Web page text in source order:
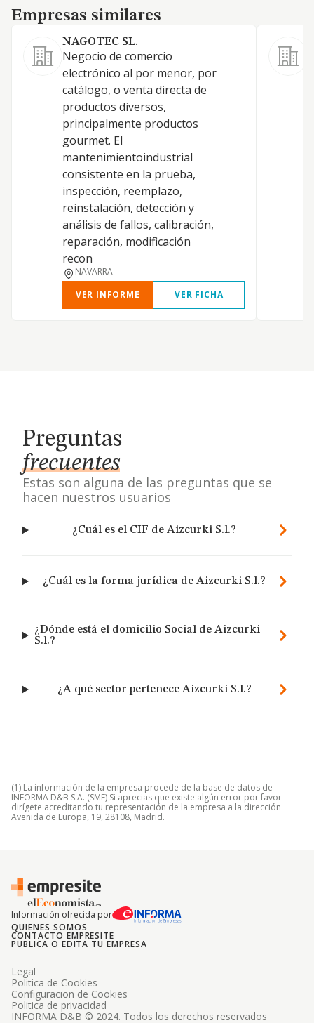
Empresas similares
Empresas similares
NAGOTEC SL.
Negocio de comercio
electrónico al por menor, por
catálogo, o venta directa de
productos diversos,
principalmente productos
gourmet. El
mantenimientoindustrial
consistente en la prueba,
inspección, reemplazo,
reinstalación, detección y
análisis de fallos, calibración,
reparación, modificación
recon
NAVARRA
VER INFORME
VER FICHA
Preguntas
frecuentes
Estas son alguna de las preguntas que se
hacen nuestros usuarios
¿Cuál es el CIF de Aizcurki S.l.?
¿Cuál es la forma jurídica de Aizcurki S.l.?
¿Dónde está el domicilio Social de Aizcurki
S.l.?
¿A qué sector pertenece Aizcurki S.l.?
(1) La información de la empresa procede de la base de datos de
INFORMA D&B S.A. (SME) Si aprecias que existe algún error por favor
dirígete acreditando tu representación de la empresa a la dirección
Avenida de Europa, 19, 28108, Madrid.
Información ofrecida por
QUIENES SOMOS
CONTACTO EMPRESITE
PUBLICA O EDITA TU EMPRESA
INFORMA D&B © 2024. Todos los derechos reservados
Legal
Politica de Cookies
Configuracion de Cookies
Politica de privacidad